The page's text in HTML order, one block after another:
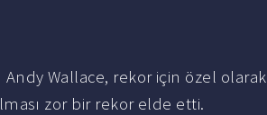
Wallace, rekor için özel olarak
zor bir rekor elde etti.